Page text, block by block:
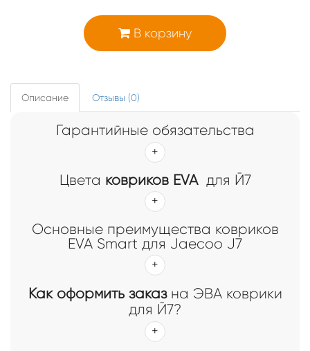
В корзину
Описание Отзывы (0)
Гарантийные обязательства
Цвета ковриков EVAдля Й7
Основные преимущества ковриков
EVA Smart для Jaecoo J7
Как оформить заказна ЭВА коврики
для Й7?